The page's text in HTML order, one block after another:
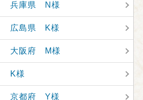
兵庫県 N様
広島県 K様
大阪府 M様
K様
京都府 Y様